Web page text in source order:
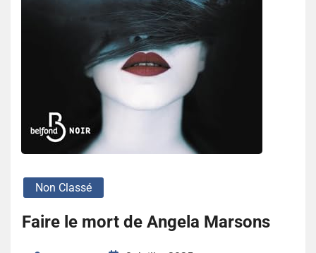
Non Classé
Faire le mort de Angela Marsons